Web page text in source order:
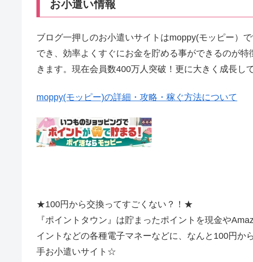
お小遣い情報
ブログ一押しのお小遣いサイトはmoppy(モッピー）
でき、効率よくすぐにお金を貯める事ができるのが
きます。現在会員数400万人突破！更に大きく成長し
moppy(モッピー)の詳細・攻略・稼ぐ方法について
★100円から交換ってすごくない？！★
『ポイントタウン』は貯まったポイントを現金や
イントなどの各種電子マネーなどに、なんと100円か
手お小遣いサイト☆